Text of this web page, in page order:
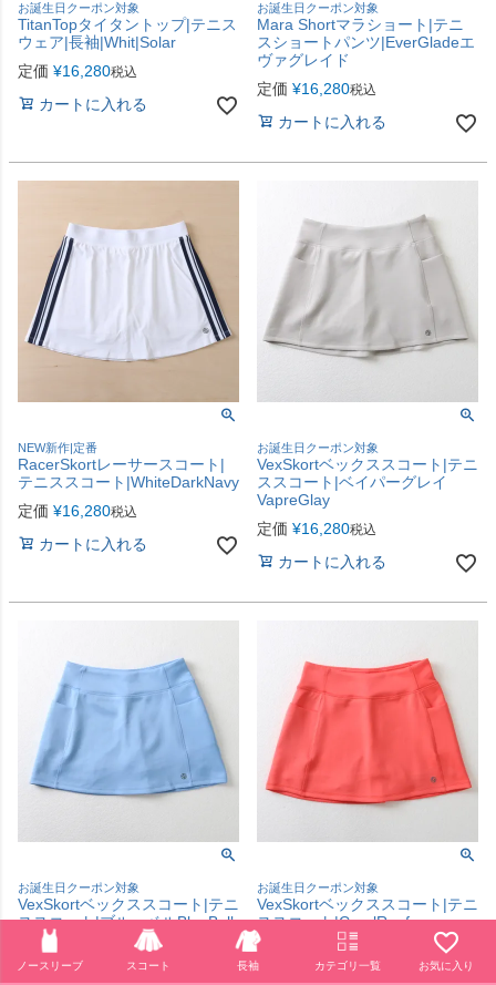
お誕生日クーポン対象
TitanTopタイタントップ|テニス
ウェア|長袖|Whit|Solar
定価 ¥16,280税込
カートに入れる
お誕生日クーポン対象
Mara Shortマラショート|テニ
スショートパンツ|EverGladeエ
ヴァグレイド
定価 ¥16,280税込
カートに入れる
NEW新作|定番
RacerSkortレーサースコート|
テニススコート|WhiteDarkNavy
定価 ¥16,280税込
カートに入れる
お誕生日クーポン対象
VexSkortベックススコート|テニ
ススコート|ベイパーグレイ
VapreGlay
定価 ¥16,280税込
カートに入れる
お誕生日クーポン対象
VexSkortベックススコート|テニ
ススコート|ブルーベルBlueBell
定価 ¥ 税込
お誕生日クーポン対象
VexSkortベックススコート|テニ
ススコート|CoralReef
定価
16,280税込
ノースリーブ スコート 長袖 カテゴリ一覧 お気に入り